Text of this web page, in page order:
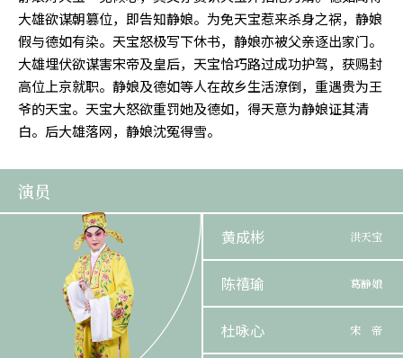
大雄欲谋朝篡位，即告知静娘。为免天宝惹来杀身之祸，静娘
假与德如有染。天宝怒极写下休书，静娘亦被父亲逐出家门。
大雄埋伏欲谋害宋帝及皇后，天宝恰巧路过成功护驾，获赐封
高位上京就职。静娘及德如等人在故乡生活潦倒，重遇贵为王
爷的天宝。天宝大怒欲重罚她及德如，得天意为静娘证其清
白。后大雄落网，静娘沈冤得雪。
演员
黄成彬 洪天宝
陈禧瑜 葛静娘
杜咏心 宋 帝